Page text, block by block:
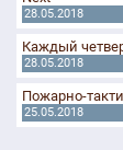
28.05.2018
Каждый
28.05.2018
Пожарно-
25.05.2018